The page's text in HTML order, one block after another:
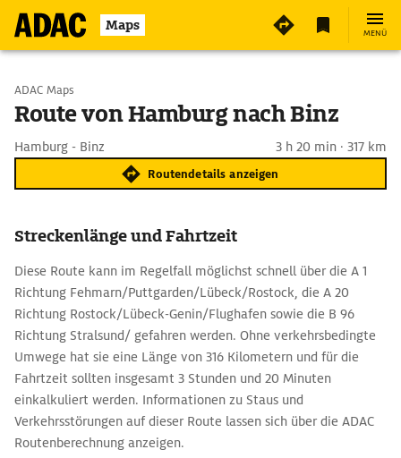
Maps MENÜ
Start wählen
ADAC Maps
Route von Hamburg nach Binz
Hamburg - Binz 3 h 20 min · 317 km
Routendetails anzeigen
Streckenlänge und Fahrtzeit
Diese Route kann im Regelfall möglichst schnell über die A 1
Richtung Fehmarn/Puttgarden/Lübeck/Rostock, die A 20
Richtung Rostock/Lübeck-Genin/Flughafen sowie die B 96
Richtung Stralsund/ gefahren werden. Ohne verkehrsbedingte
Umwege hat sie eine Länge von 316 Kilometern und für die
Fahrtzeit sollten insgesamt 3 Stunden und 20 Minuten
einkalkuliert werden. Informationen zu Staus und
Verkehrsstörungen auf dieser Route lassen sich über die ADAC
Routenberechnung anzeigen.